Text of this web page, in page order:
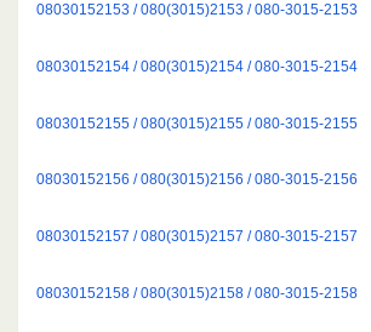
08030152153 / 080(3015)2153 / 080-3015-2153
08030152154 / 080(3015)2154 / 080-3015-2154
08030152155 / 080(3015)2155 / 080-3015-2155
08030152156 / 080(3015)2156 / 080-3015-2156
08030152157 / 080(3015)2157 / 080-3015-2157
08030152158 / 080(3015)2158 / 080-3015-2158